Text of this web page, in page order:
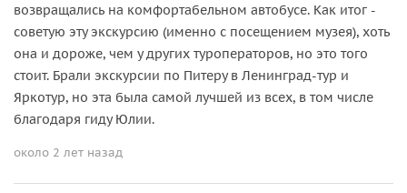
возвращались на комфортабельном автобусе. Как итог -
советую эту экскурсию (именно с посещением музея), хоть
она и дороже, чем у других туроператоров, но это того
стоит. Брали экскурсии по Питеру в Ленинград-тур и
Яркотур, но эта была самой лучшей из всех, в том числе
благодаря гиду Юлии.
около 2 лет назад